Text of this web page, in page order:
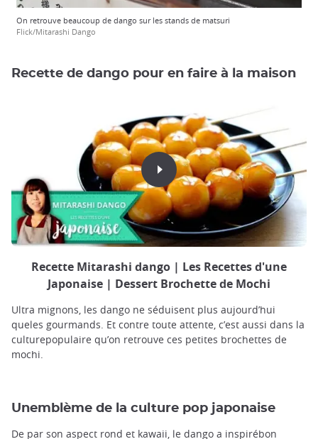
On retrouve beaucoup de dango sur les stands de matsuri
Flick/Mitarashi Dango
Recette de dango pour en faire à la maison
Recette Mitarashi dango | Les Recettes d'une
Japonaise | Dessert Brochette de Mochi
Ultra mignons, les dango ne séduisent plus aujourd’hui
queles gourmands. Et contre toute attente, c’est aussi dans la
culturepopulaire qu’on retrouve ces petites brochettes de
mochi.
Unemblème de la culture pop japonaise
De par son aspect rond et kawaii, le dango a inspirébon